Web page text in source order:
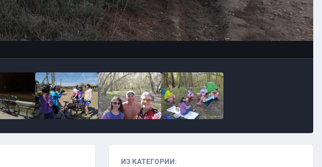
ИЗ КАТЕГОРИИ: